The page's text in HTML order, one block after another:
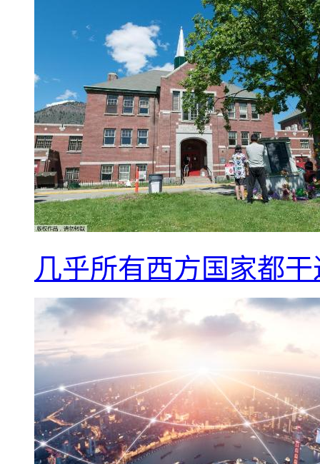
几乎所有西方国家都